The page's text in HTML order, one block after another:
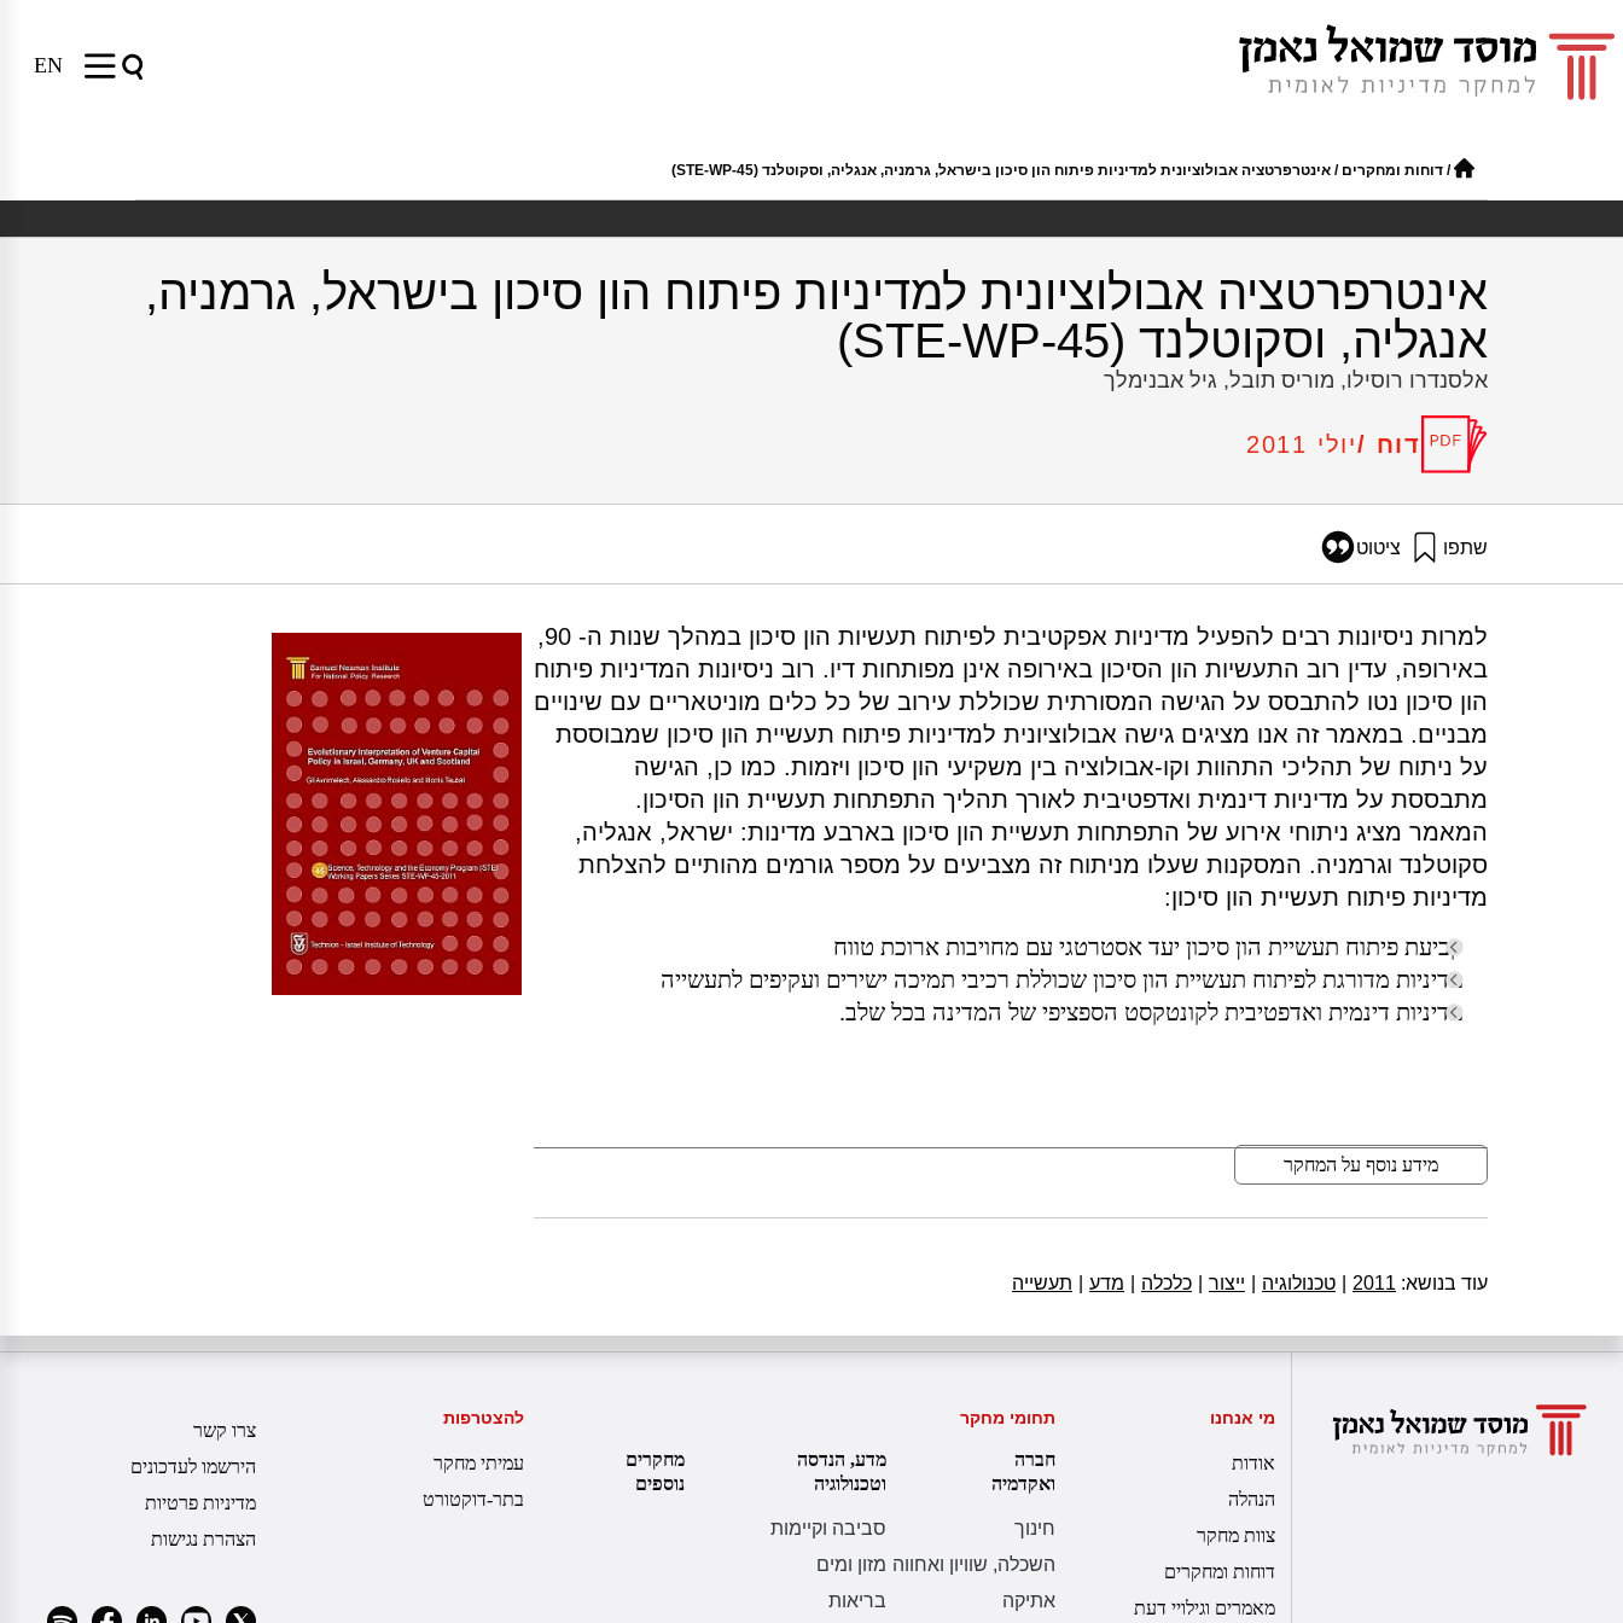
EN
/ דוחות ומחקרים / אינטרפרטציה אבולוציונית למדיניות פיתוח הון סיכון בישראל, גרמניה, אנגליה, וסקוטלנד (STE-WP-45)
אינטרפרטציה אבולוציונית למדיניות פיתוח הון סיכון בישראל, גרמניה,
אנגליה, וסקוטלנד (STE-WP-45)
אלסנדרו רוסילו, מוריס תובל, גיל אבנימלך
דוח /יולי 2011
שתפו ציטוט
למרות ניסיונות רבים להפעיל מדיניות אפקטיבית לפיתוח תעשיות הון סיכון במהלך שנות ה- 90,
באירופה, עדין רוב התעשיות הון הסיכון באירופה אינן מפותחות דיו. רוב ניסיונות המדיניות פיתוח
הון סיכון נטו להתבסס על הגישה המסורתית שכוללת עירוב של כל כלים מוניטאריים עם שינויים
מבניים. במאמר זה אנו מציגים גישה אבולוציונית למדיניות פיתוח תעשיית הון סיכון שמבוססת
על ניתוח של תהליכי התהוות וקו-אבולוציה בין משקיעי הון סיכון ויזמות. כמו כן, הגישה
מתבססת על מדיניות דינמית ואדפטיבית לאורך תהליך התפתחות תעשיית הון הסיכון.
המאמר מציג ניתוחי אירוע של התפתחות תעשיית הון סיכון בארבע מדינות: ישראל, אנגליה,
סקוטלנד וגרמניה. המסקנות שעלו מניתוח זה מצביעים על מספר גורמים מהותיים להצלחת
מדיניות פיתוח תעשיית הון סיכון:
קביעת פיתוח תעשיית הון סיכון יעד אסטרטגי עם מחויבות ארוכת טווח
מדיניות מדורגת לפיתוח תעשיית הון סיכון שכוללת רכיבי תמיכה ישירים ועקיפים לתעשייה
מדיניות דינמית ואדפטיבית לקונטקסט הספציפי של המדינה בכל שלב.
מידע נוסף על המחקר
עוד בנושא: 2011 טכנולוגיה ייצור כלכלה מדע תעשייה
מי אנחנו
אודות
הנהלה
צוות מחקר
דוחות ומחקרים
מאמרים וגילויי דעת
תחומי מחקר
חברה
ואקדמיה
חינוך
השכלה, שוויון ואחווה
אתיקה
מדע, הנדסה
וטכנולוגיה
סביבה וקיימות
מזון ומים
בריאות
מחקרים
נוספים
להצטרפות
עמיתי מחקר
בתר-דוקטורט
צרו קשר
הירשמו לעדכונים
מדיניות פרטיות
הצהרת נגישות